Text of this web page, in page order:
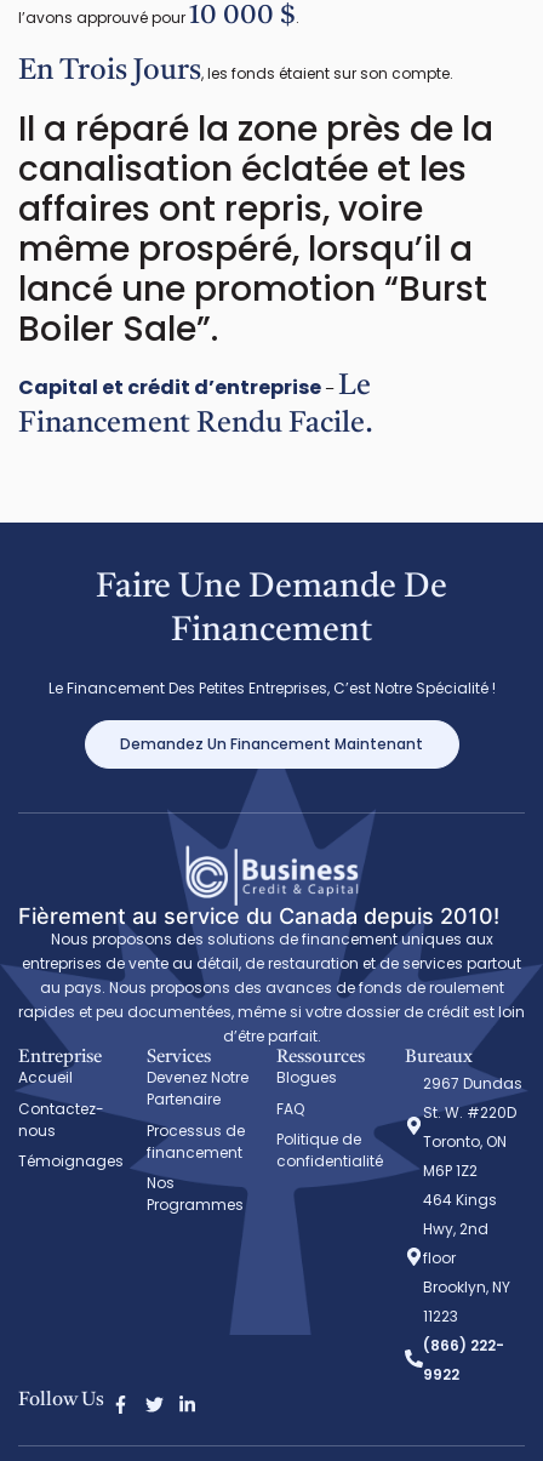
l’avons approuvé pour10 000 $.
En Trois Jours, les fonds étaient sur son compte.
Il a réparé la zone près de la
canalisation éclatée et les
affaires ont repris, voire
même prospéré, lorsqu’il a
lancé une promotion “Burst
Boiler Sale”.
Capital et crédit d’entreprise –Le
Financement Rendu Facile.
Faire Une Demande De
Financement
Le Financement Des Petites Entreprises, C’est Notre Spécialité !
Demandez Un Financement Maintenant
Fièrement au service du Canada depuis 2010!
Nous proposons des solutions de financement uniques aux
entreprises de vente au détail, de restauration et de services partout
au pays. Nous proposons des avances de fonds de roulement
rapides et peu documentées, même si votre dossier de crédit est loin
d’être parfait.
Entreprise
Accueil
Contactez-
nous
Témoignages
Services
Devenez Notre
Partenaire
Processus de
financement
Nos
Programmes
Ressources
Blogues
FAQ
Politique de
confidentialité
Bureaux
2967 Dundas
St. W. #220D
Toronto, ON
M6P 1Z2
464 Kings
Hwy, 2nd
floor
Brooklyn, NY
11223
(866) 222-
9922
Follow Us